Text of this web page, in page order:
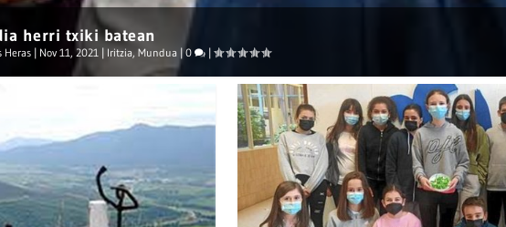
herri txiki batean
Heras | Nov 11, 2021 | Iritzia, Mundua |0 |